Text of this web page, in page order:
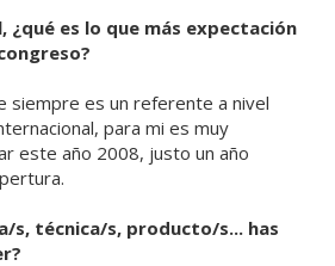
¿qué es lo que más expectación
siempre es un referente a nivel
para mi es muy
este año 2008, justo un año
s, técnica/s, producto/s... has